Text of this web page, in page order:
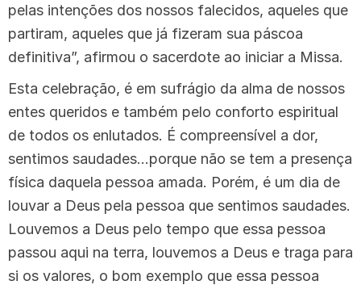
pelas intenções dos nossos falecidos, aqueles que
partiram, aqueles que já fizeram sua páscoa
definitiva”, afirmou o sacerdote ao iniciar a Missa.
Esta celebração, é em sufrágio da alma de nossos
entes queridos e também pelo conforto espiritual
de todos os enlutados. É compreensível a dor,
sentimos saudades…porque não se tem a presença
física daquela pessoa amada. Porém, é um dia de
louvar a Deus pela pessoa que sentimos saudades.
Louvemos a Deus pelo tempo que essa pessoa
passou aqui na terra, louvemos a Deus e traga para
si os valores, o bom exemplo que essa pessoa